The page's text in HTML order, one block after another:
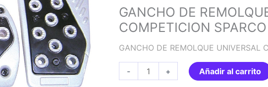
GANCHO DE
COMPETICION SPARCO
GANCHO DE REMOLQUE UNIVERSAL
-
GANCHO
DE
+ Añadir al carrito